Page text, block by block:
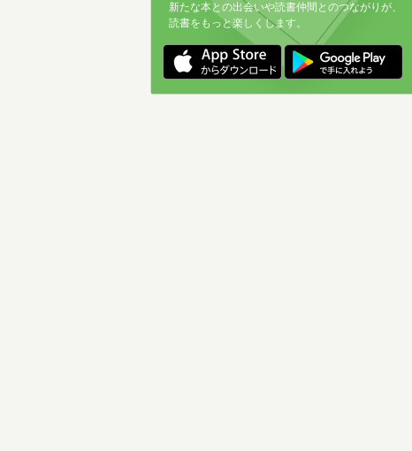
新たな本との出会いや読書仲間とのつながりが、
読書をもっと楽しくします。